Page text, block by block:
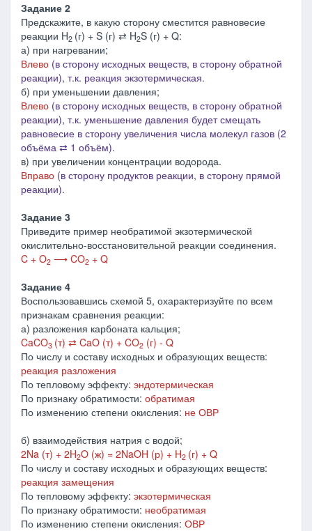
Задание 2
Предскажите, в какую сторону сместится равновесие
реакции H2 (г) + S (г) ⇄ H2S (г) + Q:
а) при нагревании;
Влево (в сторону исходных веществ, в сторону обратной
реакции), т.к. реакция экзотермическая.
б) при уменьшении давления;
Влево (в сторону исходных веществ, в сторону обратной
реакции), т.к. уменьшение давления будет смещать
равновесие в сторону увеличения числа молекул газов (2
объёма ⇄ 1 объём).
в) при увеличении концентрации водорода.
Вправо (в сторону продуктов реакции, в сторону прямой
реакции).
Задание 3
Приведите пример необратимой экзотермической
окислительно-восстановительной реакции соединения.
C + O2 ⟶ CO2 + Q
Задание 4
Воспользовавшись схемой 5, охарактеризуйте по всем
признакам сравнения реакции:
а) разложения карбоната кальция;
CaCO3 (т) ⇄ CaO (т) + CO2 (г) - Q
По числу и составу исходных и образующих веществ:
реакция разложения
По тепловому эффекту: эндотермическая
По признаку обратимости: обратимая
По изменению степени окисления: не ОВР
б) взаимодействия натрия с водой;
2Na (т) + 2H2O (ж) = 2NaOH (р) + H2 (г) + Q
По числу и составу исходных и образующих веществ:
реакция замещения
По тепловому эффекту: экзотермическая
По признаку обратимости: необратимая
По изменению степени окисления: ОВР